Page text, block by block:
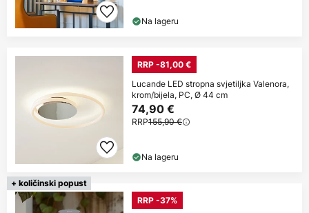
Na lageru
RRP -81,00 €
Lucande LED stropna svjetiljka Valenora,
krom/bijela, PC, Ø 44 cm
74,90 €
RRP155,90 €
Na lageru
+ količinski popust
RRP -37%